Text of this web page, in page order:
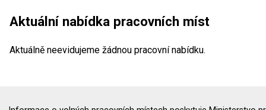
Aktuální nabídka pracovních míst
Aktuálně neevidujeme žádnou pracovní nabídku.